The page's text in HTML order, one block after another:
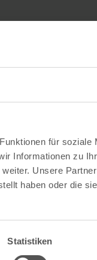
für soziale
Informationen zu
Unsere
haben oder die
Statistiken